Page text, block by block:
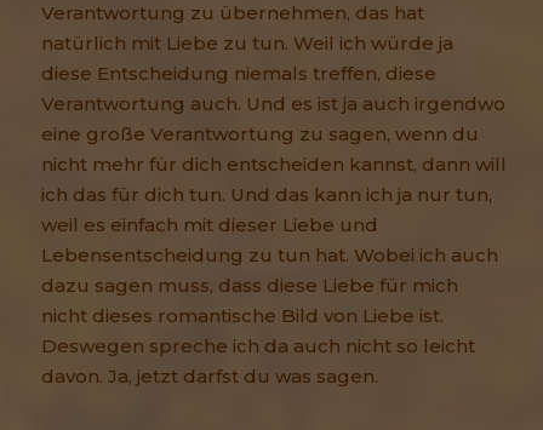
Verantwortung zu übernehmen, das hat
natürlich mit Liebe zu tun. Weil ich würde ja
diese Entscheidung niemals treffen, diese
Verantwortung auch. Und es ist ja auch irgendwo
eine große Verantwortung zu sagen, wenn du
nicht mehr für dich entscheiden kannst, dann will
ich das für dich tun. Und das kann ich ja nur tun,
weil es einfach mit dieser Liebe und
Lebensentscheidung zu tun hat. Wobei ich auch
dazu sagen muss, dass diese Liebe für mich
nicht dieses romantische Bild von Liebe ist.
Deswegen spreche ich da auch nicht so leicht
davon. Ja, jetzt darfst du was sagen.